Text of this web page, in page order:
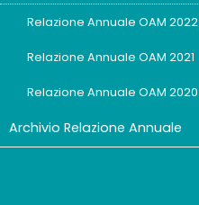
Relazione Annuale OAM 2022
Relazione Annuale OAM 2021
Relazione Annuale OAM 2020
Archivio Relazione Annuale